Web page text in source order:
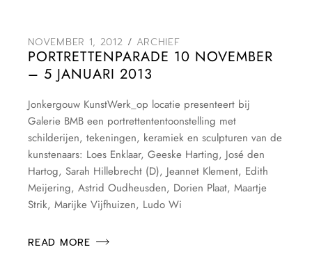
NOVEMBER 1, 2012 ARCHIEF
PORTRETTENPARADE 10 NOVEMBER
– 5 JANUARI 2013
Jonkergouw KunstWerk_op locatie presenteert bij
Galerie BMB een portrettententoonstelling met
schilderijen, tekeningen, keramiek en sculpturen van de
kunstenaars: Loes Enklaar, Geeske Harting, José den
Hartog, Sarah Hillebrecht (D), Jeannet Klement, Edith
Meijering, Astrid Oudheusden, Dorien Plaat, Maartje
Strik, Marijke Vijfhuizen, Ludo Wi
READ MORE